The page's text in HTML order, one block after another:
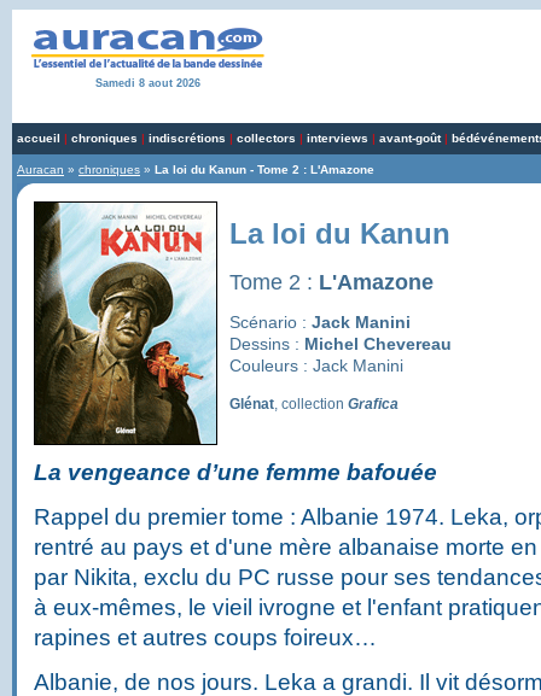
Samedi 8 aout 2026
accueil | chroniques | indiscrétions | collectors | interviews | avant-goût|
Auracan » chroniques » La loi du Kanun - Tome 2 : L'Amazone
La loi du Kanun
Tome 2 : L'Amazone
Scénario : Jack Manini
Dessins : Michel Chevereau
Couleurs : Jack Manini
Glénat, collection Grafica
La vengeance d’une femme bafouée
Rappel du premier tome : Albanie 1974. Leka,
rentré au pays et d'une mère albanaise morte
par Nikita, exclu du PC russe pour ses
à eux-mêmes, le vieil ivrogne et l'enfant
rapines et autres coups foireux…
Albanie, de nos jours. Leka a grandi. Il vit